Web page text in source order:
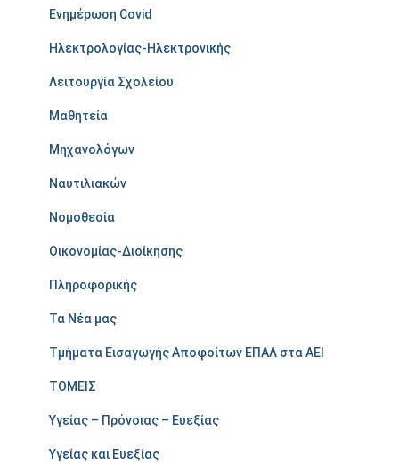
Ενημέρωση Covid
Ηλεκτρολογίας-Ηλεκτρονικής
Λειτουργία Σχολείου
Μαθητεία
Μηχανολόγων
Ναυτιλιακών
Νομοθεσία
Οικονομίας-Διοίκησης
Πληροφορικής
Τα Νέα μας
Τμήματα Εισαγωγής Αποφοίτων ΕΠΑΛ στα ΑΕΙ
ΤΟΜΕΙΣ
Υγείας – Πρόνοιας – Ευεξίας
Υγείας και Ευεξίας